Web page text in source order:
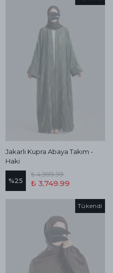
Jakarlı Kupra Abaya Takım -
Haki
%25
₺ 4,999.99
₺ 3,749.99
Tükendi